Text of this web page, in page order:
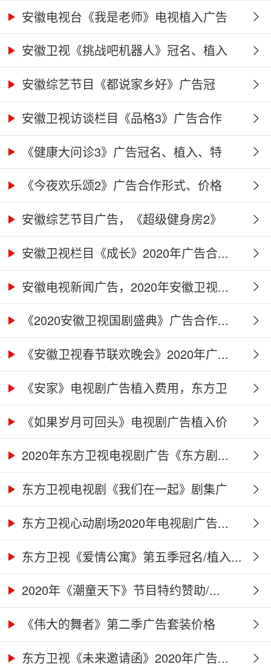
冠...安徽电视台《我是老师》电视植入广告
价...安徽卫视《挑战吧机器人》冠名、植入
广...安徽综艺节目《都说家乡好》广告冠
名、...
安徽卫视访谈栏目《品格3》广告合作
权...《健康大问诊3》广告冠名、植入、特
别...《今夜欢乐颂2》广告合作形式、价格
及...安徽综艺节目广告，《超级健身房2》
广...安徽卫视栏目《成长》2020年广告合...
安徽电视新闻广告，2020年安徽卫视...
《2020安徽卫视国剧盛典》广告合作...
《安徽卫视春节联欢晚会》2020年广...
《安家》电视剧广告植入费用，东方卫
视...《如果岁月可回头》电视剧广告植入价
格...2020年东方卫视电视剧广告《东方剧...
东方卫视电视剧《我们在一起》剧集广
告...东方卫视心动剧场2020年电视剧广告...
东方卫视《爱情公寓》第五季冠名/植入...
2020年《潮童天下》节目特约赞助/...
《伟大的舞者》第二季广告套装价格
（硬...
东方卫视《未来邀请函》2020年广告...